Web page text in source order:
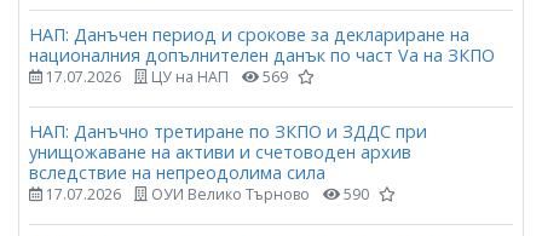
НАП: Данъчен период и срокове за деклариране на
националния допълнителен данък по част Vа на ЗКПО
17.07.2026 ЦУ на НАП 569
НАП: Данъчно третиране по ЗКПО и ЗДДС при
унищожаване на активи и счетоводен архив
вследствие на непреодолима сила
17.07.2026 ОУИ Велико Търново 590